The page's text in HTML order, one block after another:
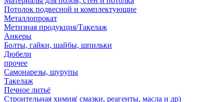
Потолок подвесной и комплектующие
Металлопрокат
Метизная продукция/Такелаж
Анкеры
Болты, гайки, шайбы, шпильки
Дюбели
прочее
Самонарезы, шурупы
Такелаж
Печное литьё
Строительная химия( смазки, реагенты, масла и др)